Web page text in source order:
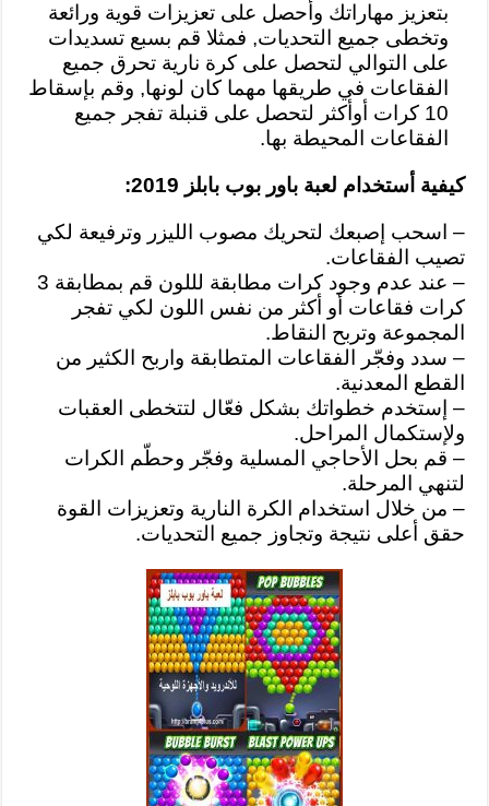
بتعزيز مهاراتك وأحصل على تعزيزات قوية ورائعة
وتخطى جميع التحديات, فمثلا قم بسبع تسديدات
على التوالي لتحصل على كرة نارية تحرق جميع
الفقاعات في طريقها مهما كان لونها, وقم بإسقاط
10 كرات أوأكثر لتحصل على قنبلة تفجر جميع
الفقاعات المحيطة بها.
كيفية أستخدام لعبة باور بوب بابلز 2019:
– اسحب إصبعك لتحريك مصوب الليزر وترفيعة لكي
تصيب الفقاعات.
– عند عدم وجود كرات مطابقة لللون قم بمطابقة 3
كرات فقاعات أو أكثر من نفس اللون لكي تفجر
المجموعة وتربح النقاط.
– سدد وفجّر الفقاعات المتطابقة واربح الكثير من
القطع المعدنية.
– إستخدم خطواتك بشكل فعّال لتتخطى العقبات
ولإستكمال المراحل.
– قم بحل الأحاجي المسلية وفجّر وحطّم الكرات
لتنهي المرحلة.
– من خلال استخدام الكرة النارية وتعزيزات القوة
حقق أعلى نتيجة وتجاوز جميع التحديات.